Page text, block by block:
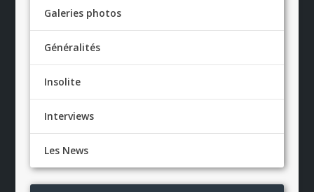
Galeries photos
Généralités
Insolite
Interviews
Les News